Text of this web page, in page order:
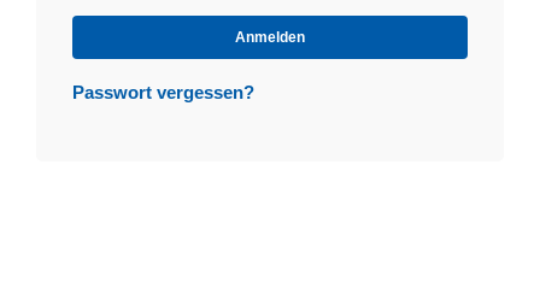
angemeldet
Anmelden
Passwort vergessen?